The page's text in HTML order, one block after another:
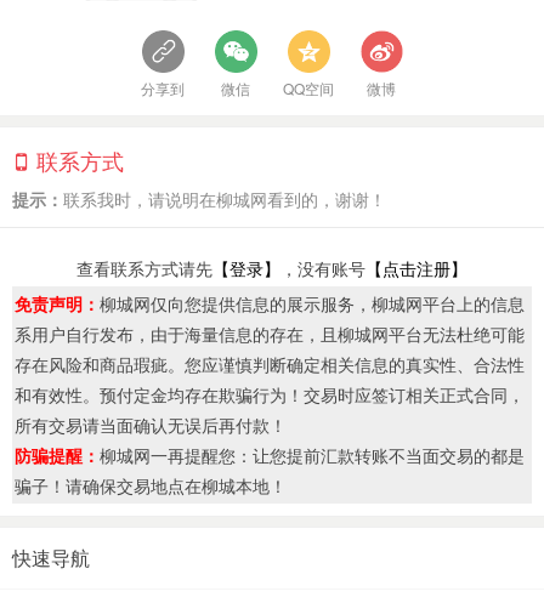
分享到 微信 QQ空间 微博
联系方式
提示： 联系我时，请说明在柳城网看到的，谢谢！
查看联系方式请先 【登录】 ，没有账号 【点击注册】
免责声明： 柳城网仅向您提供信息的展示服务，柳城网平台上的信息
系用户自行发布，由于海量信息的存在，且柳城网平台无法杜绝可能
存在风险和商品瑕疵。您应谨慎判断确定相关信息的真实性、合法性
和有效性。预付定金均存在欺骗行为！交易时应签订相关正式合同，
所有交易请当面确认无误后再付款！
防骗提醒： 柳城网一再提醒您：让您提前汇款转账不当面交易的都是
骗子！请确保交易地点在柳城本地！
快速导航